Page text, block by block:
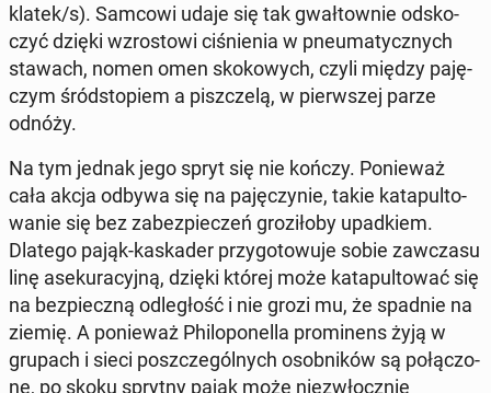
klatek/s). Samcowi udaje się tak gwał­tow­nie od­sko­
czyć dzięki wzro­sto­wi ci­śnie­nia w pneu­ma­tycz­nych
stawach, nomen omen sko­ko­wych, czyli między pa­ję­
czym śród­sto­piem a pisz­cze­lą, w pierw­szej parze
odnóży.
Na tym jednak jego spryt się nie kończy. Po­nie­waż
cała akcja odbywa się na pa­ję­czy­nie, takie ka­ta­pul­to­
wa­nie się bez za­bez­pie­czeń gro­zi­ło­by upad­kiem.
Dlatego pająk-ka­ska­der przy­go­to­wu­je sobie za­wcza­su
linę ase­ku­ra­cyj­ną, dzięki której może ka­ta­pul­to­wać się
na bez­piecz­ną od­le­głość i nie grozi mu, że spadnie na
ziemię. A po­nie­waż Phi­lo­po­nel­la pro­mi­nens żyją w
grupach i sieci po­szcze­gól­nych osob­ni­ków są po­łą­czo­
ne, po skoku sprytny pająk może nie­zwłocz­nie